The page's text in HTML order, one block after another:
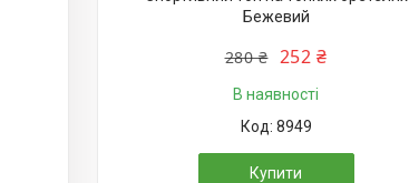
Бежевий
280 ₴ 252 ₴
В наявності
8949
Купити